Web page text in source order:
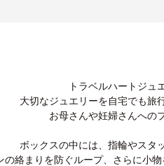
トラベルハートジュ
大切なジュエリーを自宅でも旅
お母さんや妊婦さんへの
ボックスの中には、指輪やスタ
の絡まりを防ぐループ、さらに小